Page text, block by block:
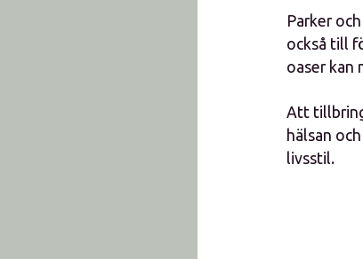
Parker
också till
oaser kan
Att
hälsan
livsstil.